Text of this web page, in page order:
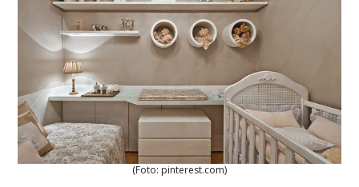
(Foto: pinterest.com)